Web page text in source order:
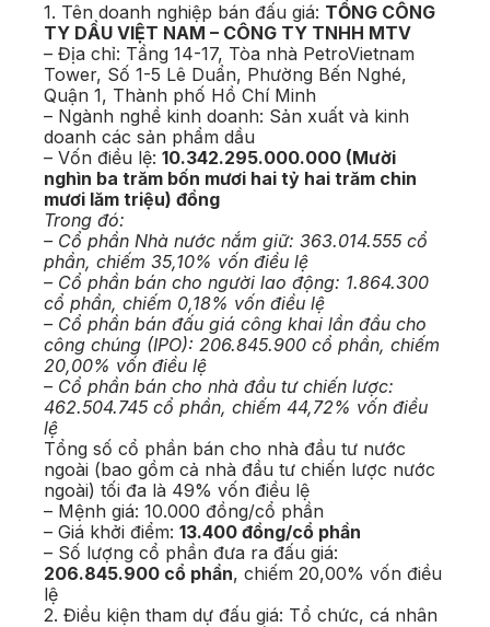
1. Tên doanh nghiệp bán đấu giá: TỔNG CÔNG
TY DẦU VIỆT NAM – CÔNG TY TNHH MTV
– Địa chỉ: Tầng 14-17, Tòa nhà PetroVietnam
Tower, Số 1-5 Lê Duẩn, Phường Bến Nghé,
Quận 1, Thành phố Hồ Chí Minh
– Ngành nghề kinh doanh: Sản xuất và kinh
doanh các sản phẩm dầu
– Vốn điều lệ: 10.342.295.000.000 (Mười
nghìn ba trăm bốn mươi hai tỷ hai trăm chin
mươi lăm triệu) đồng
Trong đó:
– Cổ phần Nhà nước nắm giữ: 363.014.555 cổ
phần, chiếm 35,10% vốn điều lệ
– Cổ phần bán cho người lao động: 1.864.300
cổ phần, chiếm 0,18% vốn điều lệ
– Cổ phần bán đấu giá công khai lần đầu cho
công chúng (IPO): 206.845.900 cổ phần, chiếm
20,00% vốn điều lệ
– Cổ phần bán cho nhà đầu tư chiến lược:
462.504.745 cổ phần, chiếm 44,72% vốn điều
lệ
Tổng số cổ phần bán cho nhà đầu tư nước
ngoài (bao gồm cả nhà đầu tư chiến lược nước
ngoài) tối đa là 49% vốn điều lệ
– Mệnh giá: 10.000 đồng/cổ phần
– Giá khởi điểm: 13.400 đồng/cổ phần
– Số lượng cổ phần đưa ra đấu giá:
206.845.900 cổ phần, chiếm 20,00% vốn điều
lệ
2. Điều kiện tham dự đấu giá: Tổ chức, cá nhân